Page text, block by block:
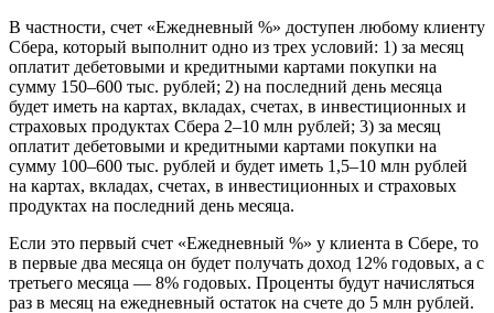
В частности, счет «Ежедневный %» доступен любому клиенту
Сбера, который выполнит одно из трех условий: 1) за месяц
оплатит дебетовыми и кредитными картами покупки на
сумму 150–600 тыс. рублей; 2) на последний день месяца
будет иметь на картах, вкладах, счетах, в инвестиционных и
страховых продуктах Сбера 2–10 млн рублей; 3) за месяц
оплатит дебетовыми и кредитными картами покупки на
сумму 100–600 тыс. рублей и будет иметь 1,5–10 млн рублей
на картах, вкладах, счетах, в инвестиционных и страховых
продуктах на последний день месяца.
Если это первый счет «Ежедневный %» у клиента в Сбере, то
в первые два месяца он будет получать доход 12% годовых, а с
третьего месяца — 8% годовых. Проценты будут начисляться
раз в месяц на ежедневный остаток на счете до 5 млн рублей.